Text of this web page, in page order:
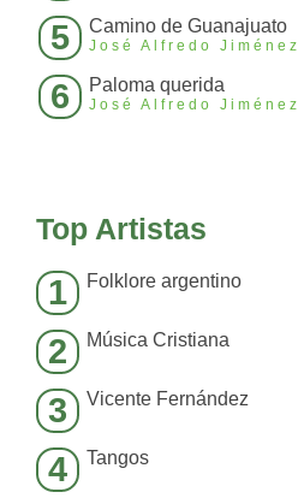
5 Camino de Guanajuato
José Alfredo Jiménez
6 Paloma querida
José Alfredo Jiménez
Top Artistas
1 Folklore argentino
2 Música Cristiana
3 Vicente Fernández
4 Tangos